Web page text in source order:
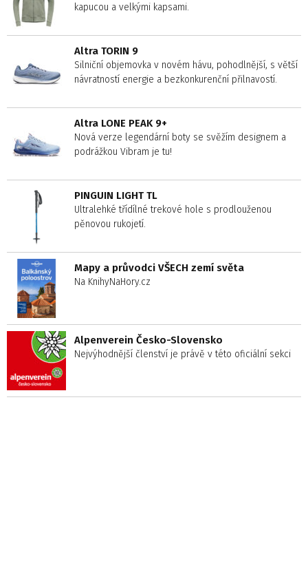
kapucou a velkými kapsami.
Altra TORIN 9
Silniční objemovka v novém hávu, pohodlnější, s větší
návratností energie a bezkonkurenční přilnavostí.
Altra LONE PEAK 9+
Nová verze legendární boty se svěžím designem a
podrážkou Vibram je tu!
PINGUIN LIGHT TL
Ultralehké třídílné trekové hole s prodlouženou
pěnovou rukojetí.
Mapy a průvodci VŠECH zemí světa
Na KnihyNaHory.cz
Alpenverein Česko-Slovensko
Nejvýhodnější členství je právě v této oficiální sekci